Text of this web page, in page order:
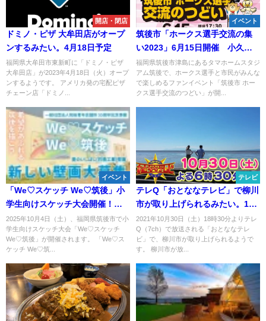
開店・閉店
ドミノ・ピザ 大牟田店がオープ
ンするみたい。4月18日予定
福岡県大牟田市東新町に「ドミノ・ピザ
大牟田店」が2023年4月18日（火）オープ
ンするようです。 アメリカ発の宅配ピザ
チェーン店「ドミノ...
イベント
筑後市「ホークス選手交流の集
い2023」6月15日開催 小久保2
軍監督や未来のスターたちに会
える！
福岡県筑後市津島にあるタマホームスタジ
アム筑後で、ホークス選手と市民がみんな
で楽しめるファンイベント「筑後市 ホー
クス選手交流のつどい」が開...
イベント
「We♡スケッチ We♡筑後」小
学生向けスケッチ大会開催！優
秀作品はJR羽犬塚駅裏の巨大壁
画に
2025年10月4日（土）、福岡県筑後市で小
学生向けスケッチ大会「We♡スケッチ
We♡筑後」が開催されます。 「We♡ス
ケッチ We♡筑...
テレビ
テレQ「おとななテレビ」で柳川
市が取り上げられるみたい。10
月30日放送
2021年10月30日（土）18時30分よりテレ
Q（7ch）で放送される「おとななテレ
ビ」で、柳川市が取り上げられるようで
す。 柳川市が放...